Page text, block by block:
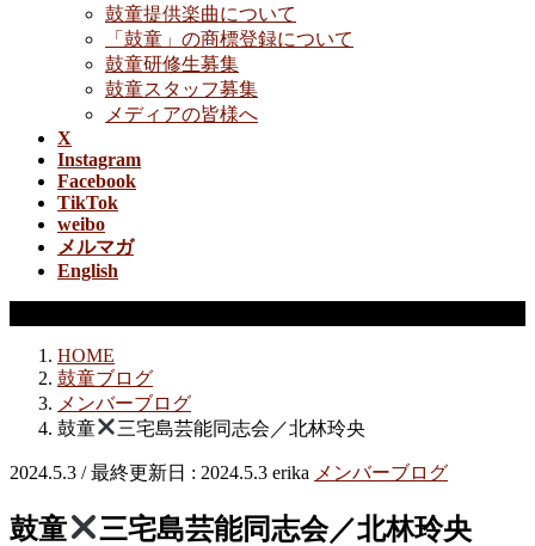
鼓童提供楽曲について
「鼓童」の商標登録について
鼓童研修生募集
鼓童スタッフ募集
メディアの皆様へ
X
Instagram
Facebook
TikTok
weibo
メルマガ
English
HOME
鼓童ブログ
メンバーブログ
鼓童
三宅島芸能同志会／北林玲央
2024.5.3 / 最終更新日 : 2024.5.3 erika メンバーブログ
鼓童 三宅島芸能同志会／北林玲央